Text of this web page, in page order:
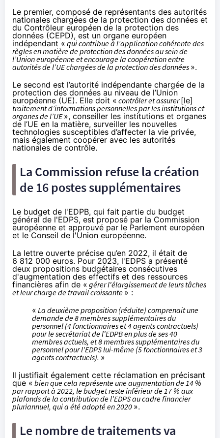
Le premier, composé de représentants des autorités
nationales chargées de la protection des données et
du Contrôleur européen de la protection des
données (CEPD), est un organe européen
indépendant « qui contribue à l’application cohérente des
règles en matière de protection des données au sein de
l’Union européenne et encourage la coopération entre
autorités de l’UE chargées de la protection des données ».
Le second est l’autorité indépendante chargée de la
protection des données au niveau de l’Union
européenne (UE). Elle doit « contrôler et assurer[le]
traitement d’informations personnelles par les institutions et
organes de l’UE», conseiller les institutions et organes
de l’UE en la matière, surveiller les nouvelles
technologies susceptibles d’affecter la vie privée,
mais également coopérer avec les autorités
nationales de contrôle.
La Commission refuse la création
de 16 postes supplémentaires
Le budget de l'EDPB, qui fait partie du budget
général de l'EDPS, est proposé par la Commission
européenne et approuvé par le Parlement européen
et le Conseil de l'Union européenne.
La lettre ouverte précise qu’en 2022, il était de
6 812 000 euros. Pour 2023, l'EDPS a présenté
deux propositions budgétaires consécutives
d'augmentation des effectifs et des ressources
financières afin de « gérer l'élargissement de leurs tâches
et leur charge de travail croissante » :
« La deuxième proposition (réduite) comprenait une
demande de 8 membres supplémentaires du
personnel (4 fonctionnaires et 4 agents contractuels)
pour le secrétariat de l'EDPB en plus de ses 40
membres actuels, et 8 membres supplémentaires du
personnel pour l'EDPS lui-même (5 fonctionnaires et 3
agents contractuels). »
Il justifiait également cette réclamation en précisant
que « bien que cela représente une augmentation de 14 %
par rapport à 2022, le budget reste inférieur de 17 % aux
plafonds de la contribution de l'EDPS au cadre financier
pluriannuel, qui a été adopté en 2020 ».
Le nombre de traitements va